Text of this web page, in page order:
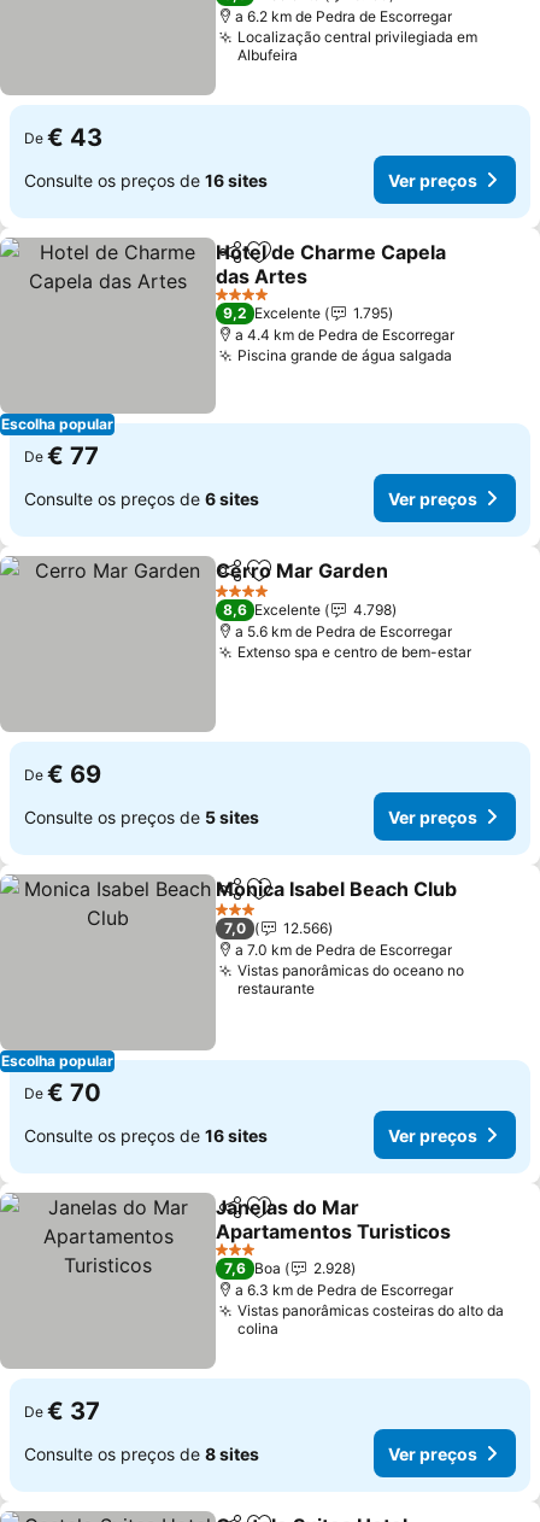
a 6.2 km de Pedra de Escorregar
Localização central privilegiada em
Albufeira
De € 43
Consulte os preços de 16 sites Ver preços
Escolha popular
PartilharAdicionar aos favoritos
Hotel de Charme Capela
das Artes
Ver preços
4 Estrelas
9,2 Excelente
1.795
a 4.4 km de Pedra de Escorregar
Piscina grande de água salgada
De € 77
Consulte os preços de 6 sites Ver preços
PartilharAdicionar aos favoritos
Cerro Mar Garden
4 Estrelas
8,6 Excelente
4.798
a 5.6 km de Pedra de Escorregar
Extenso spa e centro de bem-estarVer
De € 69
Consulte os preços de 5 sites Ver preços
Escolha popular
PartilharAdicionar aos favoritos
Monica Isabel Beach Club
3 Estrelas
7,0
12.566
a 7.0 km de Pedra de Escorregar
Vistas panorâmicas do oceano no
restaurante
De € 70
Consulte os preços de 16 sites Ver preços
PartilharAdicionar aos favoritos
Janelas do Mar
Apartamentos Turisticos
Ver preços
3 Estrelas
7,6 Boa
2.928
a 6.3 km de Pedra de Escorregar
Vistas panorâmicas costeiras do alto da
colina
De € 37
Consulte os preços de 8 sites Ver preços